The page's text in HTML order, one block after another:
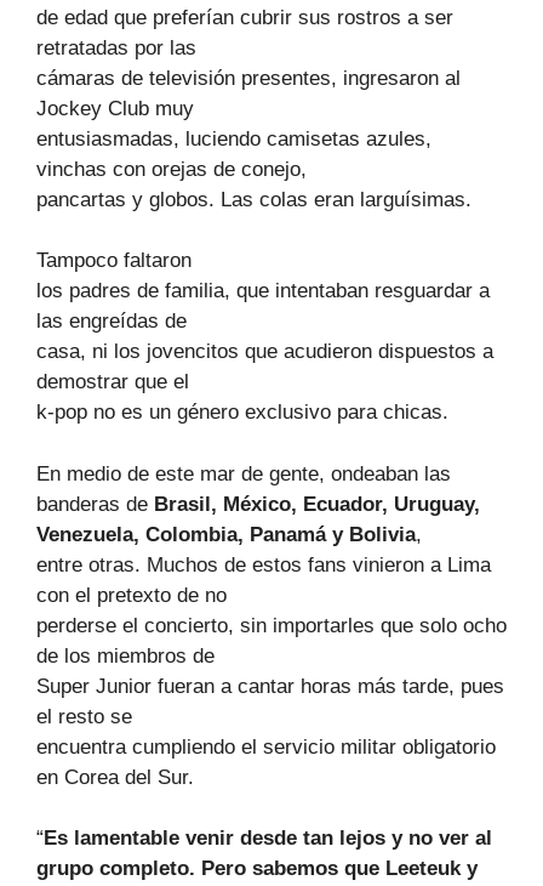
de edad que preferían cubrir sus rostros a ser
retratadas por las
cámaras de televisión presentes, ingresaron al
Jockey Club muy
entusiasmadas, luciendo camisetas azules,
vinchas con orejas de conejo,
pancartas y globos. Las colas eran larguísimas.
Tampoco faltaron
los padres de familia, que intentaban resguardar a
las engreídas de
casa, ni los jovencitos que acudieron dispuestos a
demostrar que el
k-pop no es un género exclusivo para chicas.
En medio de este mar de gente, ondeaban las
banderas de Brasil, México, Ecuador, Uruguay,
Venezuela, Colombia, Panamá y Bolivia,
entre otras. Muchos de estos fans vinieron a Lima
con el pretexto de no
perderse el concierto, sin importarles que solo ocho
de los miembros de
Super Junior fueran a cantar horas más tarde, pues
el resto se
encuentra cumpliendo el servicio militar obligatorio
en Corea del Sur.
“Es lamentable venir desde tan lejos y no ver al
grupo completo. Pero sabemos que Leeteuk y